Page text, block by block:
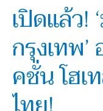
เปิดแล้ว!
กรุงเทพ’
คชั่น โฮเ
เปิด
แล้ว!
‘มาดี
ไปดี
กรุงเทพ’
ออ
โต